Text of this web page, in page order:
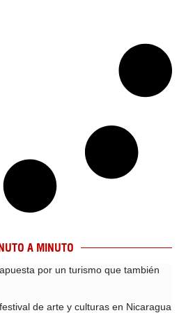
A MINUTO
por un turismo que también
de arte y culturas en Nicaragua